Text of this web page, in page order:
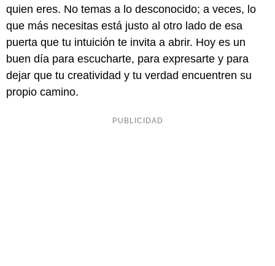
quien eres. No temas a lo desconocido; a veces, lo
que más necesitas está justo al otro lado de esa
puerta que tu intuición te invita a abrir. Hoy es un
buen día para escucharte, para expresarte y para
dejar que tu creatividad y tu verdad encuentren su
propio camino.